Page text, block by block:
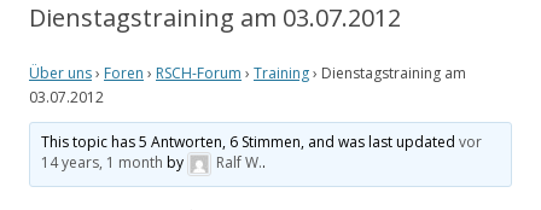
Dienstagstraining am 03.07.2012
Über uns› Foren › RSCH-Forum › Training› Dienstagstraining am
03.07.2012
This topic has 5 Antworten, 6 Stimmen, and was last updatedvor
14 years, 1 month by Ralf W..